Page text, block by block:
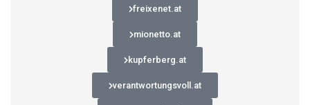
freixenet.at
mionetto.at
kupferberg.at
verantwortungsvoll.at